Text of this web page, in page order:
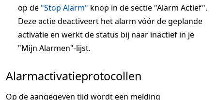
op de "Stop Alarm" knop in de sectie "Alarm Actief".
Deze actie deactiveert het alarm vóór de geplande
activatie en werkt de status bij naar inactief in je
"Mijn Alarmen"-lijst.
Alarmactivatieprotocollen
Op de aangegeven tijd wordt een melding